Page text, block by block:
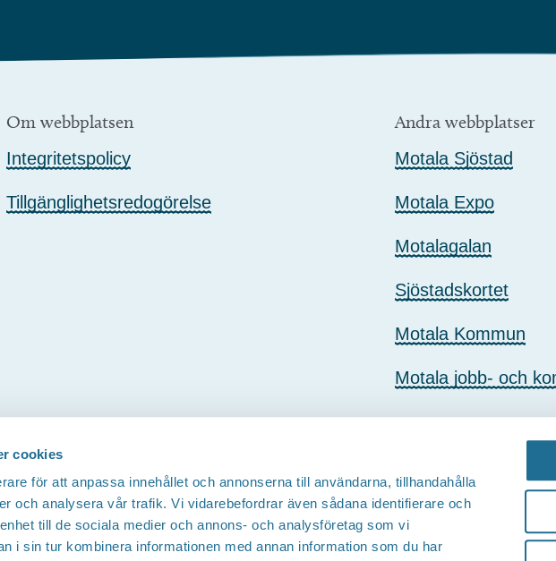
cookies
för att anpassa innehållet och annonserna till användarna, tillhandahålla
och analysera vår trafik. Vi vidarebefordrar även sådana identifierare och
till de sociala medier och annons- och analysföretag som vi
i sin tur kombinera informationen med annan information som du har
Om webbplatsen
Integritetspolicy
Tillgänglighetsredogörelse
Andra webbplatser
Motala Sjöstad
Motala Expo
Motalagalan
Sjöstadskortet
Motala Kommun
Motala jobb- och